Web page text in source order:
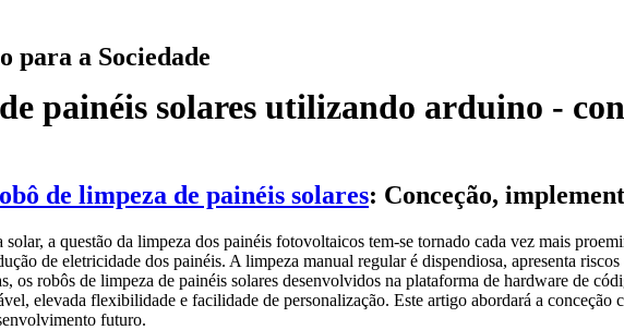
para a Sociedade
painéis solares utilizando arduino -
de limpeza de painéis solares: Conceção,
a questão da limpeza dos painéis fotovoltaicos tem-se tornado cada vez mais
de eletricidade dos painéis. A limpeza manual regular é dispendiosa, apresenta
os robôs de limpeza de painéis solares desenvolvidos na plataforma de hardware de
elevada flexibilidade e facilidade de personalização. Este artigo abordará a conceção
futuro.